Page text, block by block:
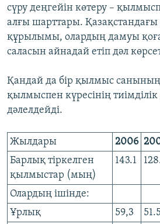
сүру деңгейін көтеру –
алғы шарттары.
құрылымы, олардың дамуы
саласын айнадай етіп дәл
Қандай да бір қылмыс
қылмыспен күресінің
дәлелдейді.
Жылдары 2006
Барлық тіркелген
қылмыстар (мың)
143.1
Олардың ішінде:
Ұрлық
59,3 51.5